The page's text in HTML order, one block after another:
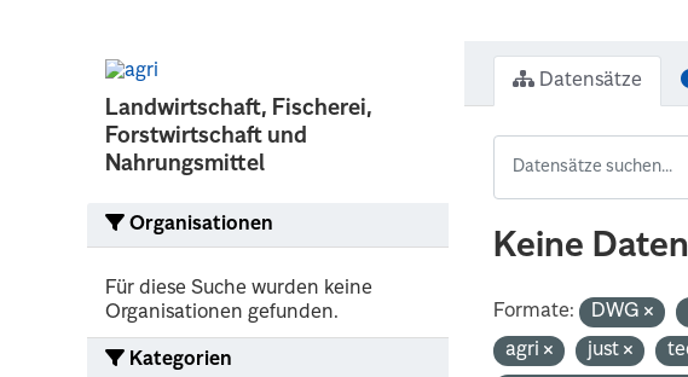
Landwirtschaft, Fischerei,
Forstwirtschaft und
Nahrungsmittel
Organisationen
Für diese Suche wurden keine
Organisationen gefunden.
Kategorien
Datensätze
Keine
Formate: DWG
agri
just